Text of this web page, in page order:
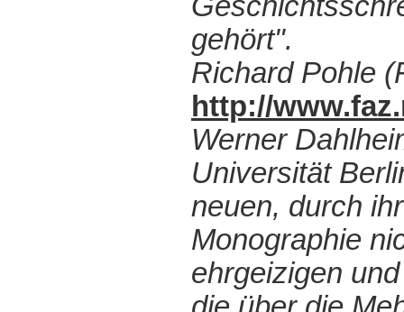
gehört".
Richard Pohle
http://
Werner
Universität
neuen, durch
Monographie
ehrgeizigen